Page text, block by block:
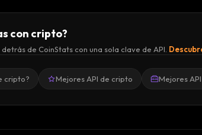
con cripto?
de CoinStats con una sola clave de API.
cripto? Mejores API de cripto Mejores